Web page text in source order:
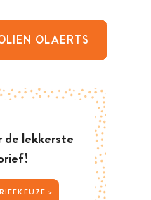
OLAERTS
de lekkerste
JOUW NIEUWSBRIEFKEUZE >